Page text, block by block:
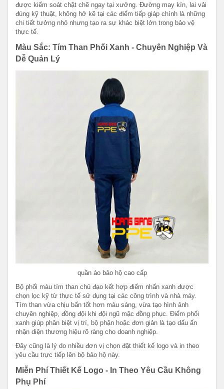
được kiểm soát chặt chẽ ngay tại xưởng. Đường may kín, lai vải
đúng kỹ thuật, không hở kẽ tại các điểm tiếp giáp chính là những
chi tiết tưởng nhỏ nhưng tạo ra sự khác biệt lớn trong bảo vệ
thực tế.
Màu Sắc: Tím Than Phối Xanh - Chuyên Nghiệp Và
Dễ Quản Lý
quần áo bảo hộ cao cấp
Bộ phối màu tím than chủ đạo kết hợp điểm nhấn xanh được
chọn lọc kỹ từ thực tế sử dụng tại các công trình và nhà máy.
Tím than vừa chịu bẩn tốt hơn màu sáng, vừa tạo hình ảnh
chuyên nghiệp, đồng đội khi đội ngũ mặc đồng phục. Điểm phối
xanh giúp phân biệt vị trí, bộ phận hoặc đơn giản là tạo dấu ấn
nhận diện thương hiệu rõ ràng cho doanh nghiệp.
Đây cũng là lý do nhiều đơn vị chọn đặt thiết kế logo và in theo
yêu cầu trực tiếp lên bộ bảo hộ này.
Miễn Phí Thiết Kế Logo - In Theo Yêu Cầu Không
Phụ Phí